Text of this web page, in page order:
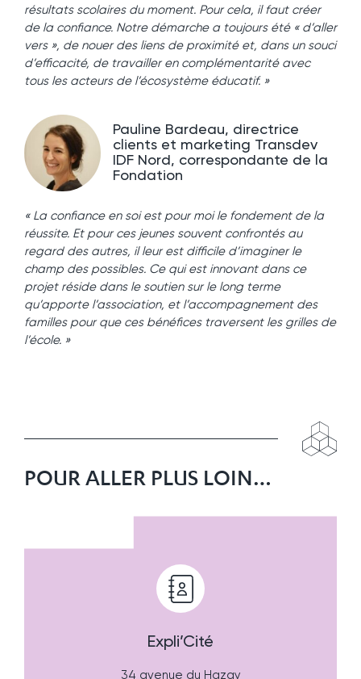
résultats scolaires du moment. Pour cela, il faut créer
de la confiance. Notre démarche a toujours été « d’aller
vers », de nouer des liens de proximité et, dans un souci
d’efficacité, de travailler en complémentarité avec
tous les acteurs de l’écosystème éducatif. »
Pauline Bardeau, directrice
clients et marketing Transdev
IDF Nord, correspondante de la
Fondation
« La confiance en soi est pour moi le fondement de la
réussite. Et pour ces jeunes souvent confrontés au
regard des autres, il leur est difficile d’imaginer le
champ des possibles. Ce qui est innovant dans ce
projet réside dans le soutien sur le long terme
qu’apporte l’association, et l’accompagnement des
familles pour que ces bénéfices traversent les grilles de
l’école. »
POUR ALLER PLUS LOIN…
Expli’Cité
34 avenue du Hazay